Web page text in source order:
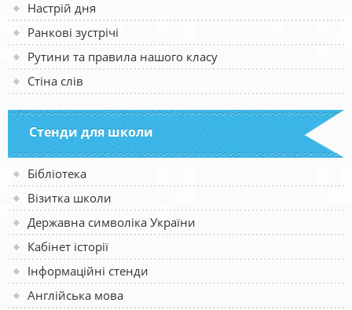
Настрій дня
Ранкові зустрічі
Рутини та правила нашого класу
Стіна слів
Стенди для школи
Бібліотека
Візитка школи
Державна символіка України
Кабінет історії
Інформаційні стенди
Англійська мова